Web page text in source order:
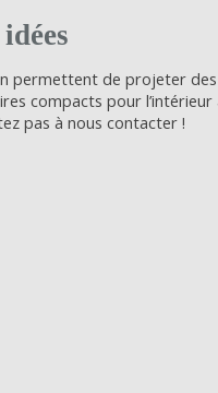
permettent de projeter
compacts pour
pas à nous contacter !